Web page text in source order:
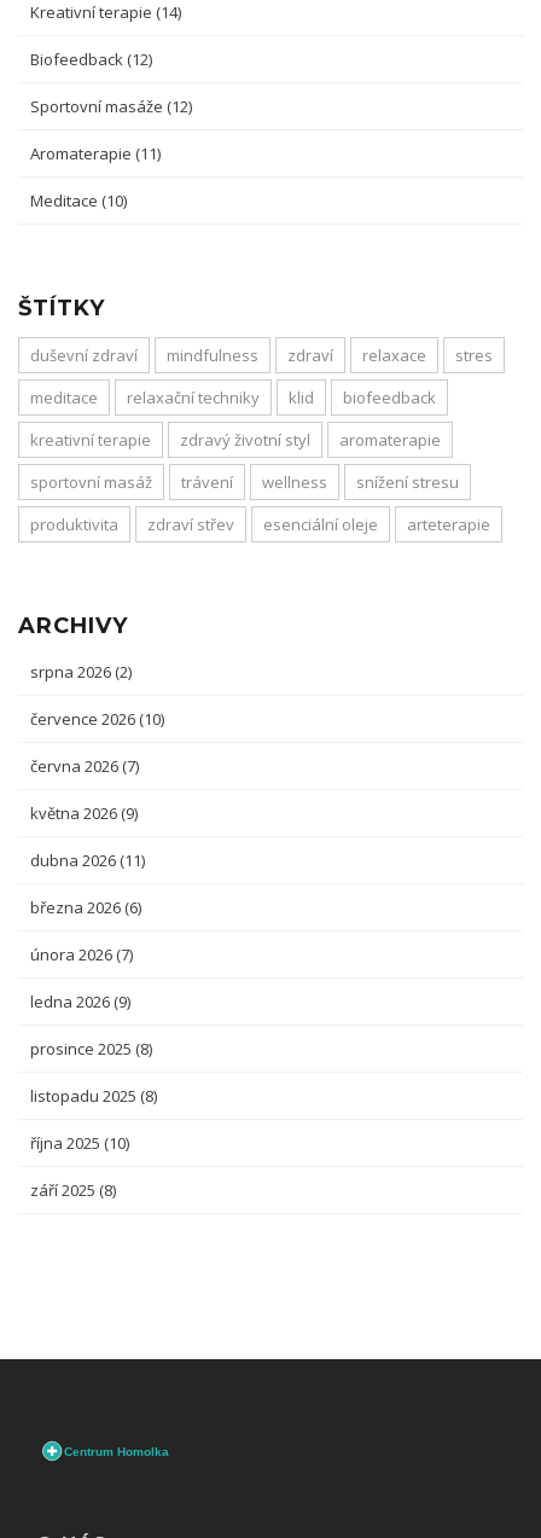
Kreativní terapie (14)
Biofeedback (12)
Sportovní masáže (12)
Aromaterapie (11)
Meditace (10)
ŠTÍTKY
duševní zdraví mindfulness zdraví relaxace
stres
meditace
relaxační techniky klid
biofeedback
kreativní terapie
zdravý životní styl
aromaterapie
sportovní masáž
trávení wellness
snížení stresu
produktivita
zdraví střev esenciální oleje arteterapie
ARCHIVY
srpna 2026 (2)
července 2026 (10)
června 2026 (7)
května 2026 (9)
dubna 2026 (11)
března 2026 (6)
února 2026 (7)
ledna 2026 (9)
prosince 2025 (8)
listopadu 2025 (8)
října 2025 (10)
září 2025 (8)